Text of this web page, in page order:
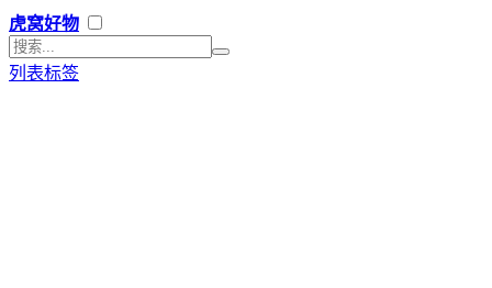
虎窝好物
列表标签